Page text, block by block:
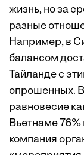
жизнь, но за
разные
Например, в
балансом
Тайланде с
опрошенных.
равновесие
Вьетнаме
компания